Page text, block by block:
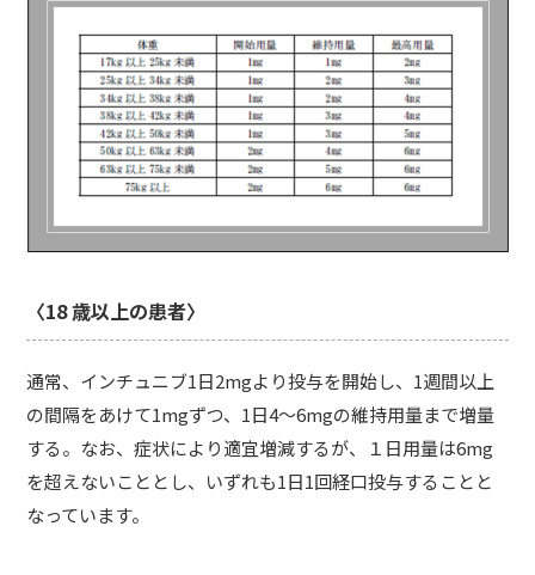
〈18 歳以上の患者〉
通常、インチュニブ1日2mgより投与を開始し、1週間以上
の間隔をあけて1mgずつ、1日4～6mgの維持用量まで増量
する。なお、症状により適宜増減するが、１日用量は6mg
を超えないこととし、いずれも1日1回経口投与することと
なっています。